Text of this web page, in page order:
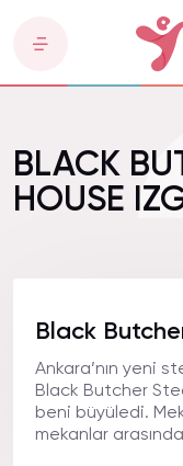
BLACK
HOUSE
Black
Ankara’nın yeni
Black Butcher
beni büyüledi.
mekanlar